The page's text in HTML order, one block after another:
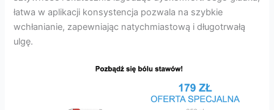
łatwa w aplikacji konsystencja pozwala na szybkie
wchłanianie, zapewniając natychmiastową i długotrwałą
ulgę.